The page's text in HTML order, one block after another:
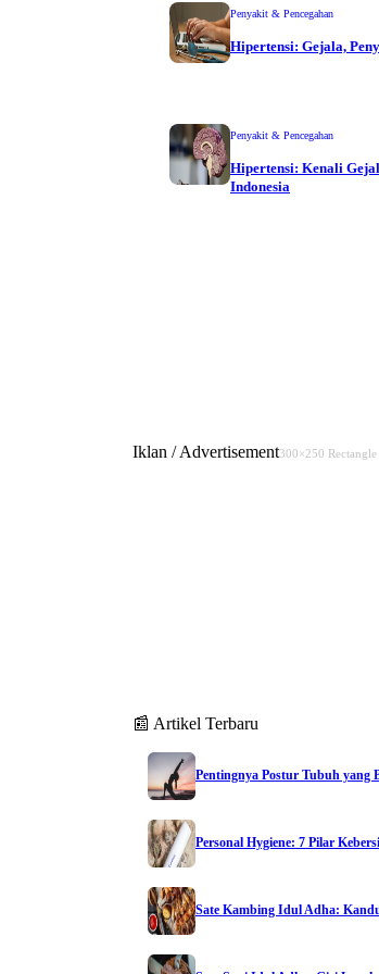
Penyakit & Pencegahan
Hipertensi: Gejala,
Penyakit & Pencegahan
Hipertensi: Kenali
Indonesia
Iklan / Advertisement300×250 Rectangle
📰 Artikel Terbaru
Pentingnya Postur Tubuh yang
Personal Hygiene: 7 Pilar
Sate Kambing Idul Adha: